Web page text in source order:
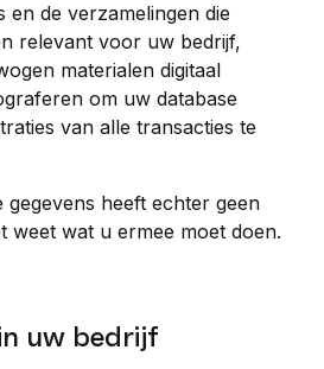
en de verzamelingen die
relevant voor uw bedrijf,
materialen digitaal
om uw database
van alle transacties te
gegevens heeft echter geen
weet wat u ermee moet doen.
uw bedrijf